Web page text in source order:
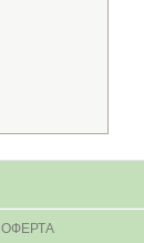
ОФЕРТА